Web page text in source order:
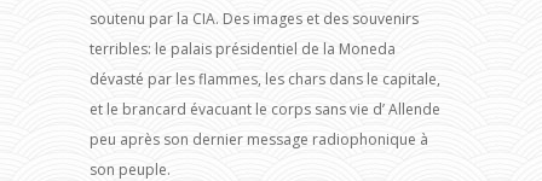
soutenu par la CIA. Des images et des souvenirs
terribles: le palais présidentiel de la Moneda
dévasté par les flammes, les chars dans le capitale,
et le brancard évacuant le corps sans vie d’ Allende
peu après son dernier message radiophonique à
son peuple.